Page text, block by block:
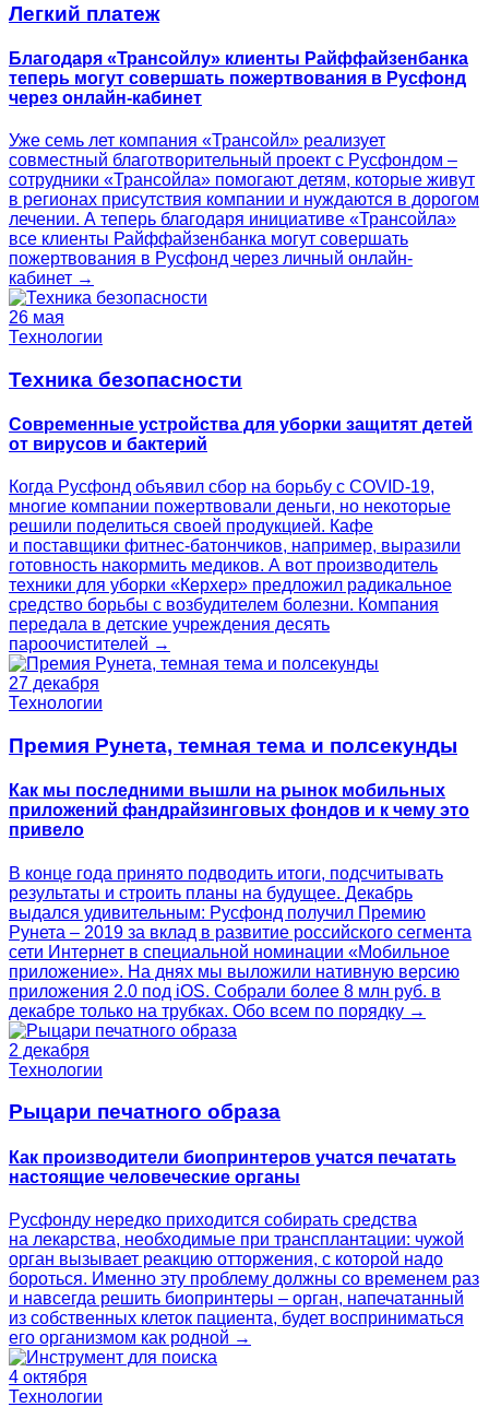
Легкий платеж
Благодаря «Трансойлу» клиенты Райффайзенбанка
теперь могут совершать пожертвования в Русфонд
через онлайн‑кабинет
Уже семь лет компания «Трансойл» реализует
совместный благотворительный проект с Русфондом –
сотрудники «Трансойла» помогают детям, которые живут
в регионах присутствия компании и нуждаются в дорогом
лечении. А теперь благодаря инициативе «Трансойла»
все клиенты Райффайзенбанка могут совершать
пожертвования в Русфонд через личный онлайн-
кабинет →
26 мая
Технологии
Техника безопасности
Современные устройства для уборки защитят детей
от вирусов и бактерий
Когда Русфонд объявил сбор на борьбу с COVID-19,
многие компании пожертвовали деньги, но некоторые
решили поделиться своей продукцией. Кафе
и поставщики фитнес-батончиков, например, выразили
готовность накормить медиков. А вот производитель
техники для уборки «Керхер» предложил радикальное
средство борьбы с возбудителем болезни. Компания
передала в детские учреждения десять
пароочистителей →
27 декабря
Технологии
Премия Рунета, темная тема и полсекунды
Как мы последними вышли на рынок мобильных
приложений фандрайзинговых фондов и к чему это
привело
В конце года принято подводить итоги, подсчитывать
результаты и строить планы на будущее. Декабрь
выдался удивительным: Русфонд получил Премию
Рунета – 2019 за вклад в развитие российского сегмента
сети Интернет в специальной номинации «Мобильное
приложение». На днях мы выложили нативную версию
приложения 2.0 под iOS. Собрали более 8 млн руб. в
декабре только на трубках. Обо всем по порядку →
2 декабря
Технологии
Рыцари печатного образа
Как производители биопринтеров учатся печатать
настоящие человеческие органы
Русфонду нередко приходится собирать средства
на лекарства, необходимые при трансплантации: чужой
орган вызывает реакцию отторжения, с которой надо
бороться. Именно эту проблему должны со временем раз
и навсегда решить биопринтеры – орган, напечатанный
из собственных клеток пациента, будет восприниматься
его организмом как родной →
4 октября
Технологии